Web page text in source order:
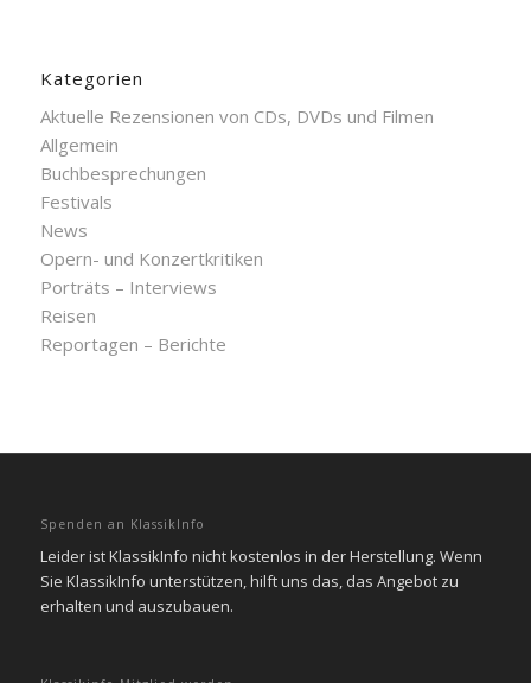
Kategorien
Aktuelle Rezensionen von CDs, DVDs und Filmen
Allgemein
Buchbesprechungen
Festivals
News
Opern- und Konzertkritiken
Porträts – Interviews
Reisen
Reportagen – Berichte
Spenden an KlassikInfo
Leider ist KlassikInfo nicht kostenlos in der Herstellung. Wenn
Sie KlassikInfo unterstützen, hilft uns das, das Angebot zu
erhalten und auszubauen.